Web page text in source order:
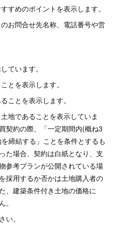
すめのポイントを表示します。
お問合せ先名称、電話番号や営
ています。
とを表示します。
ことを表示します。
地であることを表示していま
契約の際、「一定期間内(概ね3
締結する」ことを条件とするも
た場合、契約は白紙となり、支
参考プランが公開されている場
採用するか否かは土地購入者の
、建築条件付き土地の価格に
。
い。